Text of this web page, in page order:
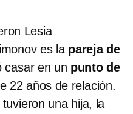
Lesia
es la pareja de
casar en un punto de
22 años de relación.
una hija, la